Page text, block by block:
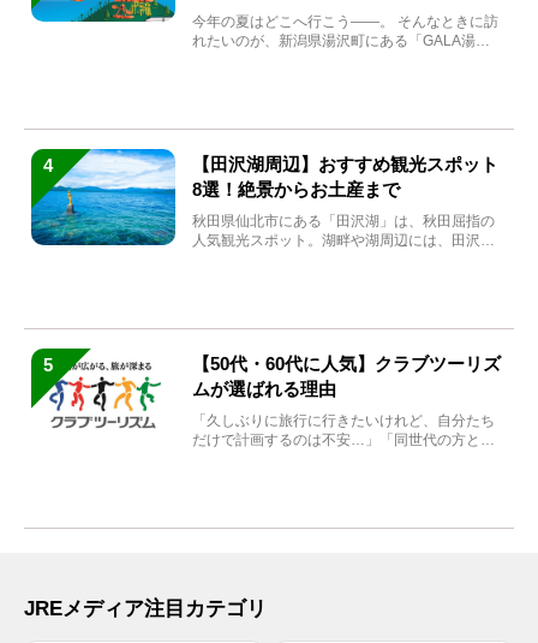
まれ変わる
今年の夏はどこへ行こう――。 そんなときに訪
れたいのが、新潟県湯沢町にある「GALA湯
4
【田沢湖周辺】おすすめ観光スポット
8選！絶景からお土産まで
秋田県仙北市にある「田沢湖」は、秋田屈指の
人気観光スポット。湖畔や湖周辺には、田沢湖
5
【50代・60代に人気】クラブツーリズ
ムが選ばれる理由
「久しぶりに旅行に行きたいけれど、自分たち
だけで計画するのは不安…」「同世代の方と気
JREメディア注目カテゴリ